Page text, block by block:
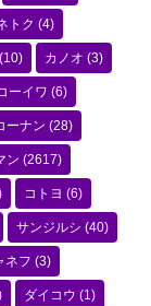
トク (4)
(10) カノオ (3)
ーイワ (6)
ーナン (28)
ン (2617)
コトヨ (6)
サンジルシ (40)
ネフ (3)
ダイコウ (1)